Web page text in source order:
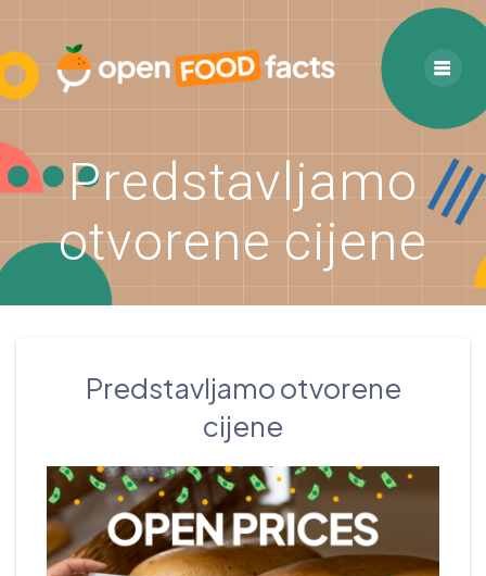
content
Predstavljamo
otvorene cijene
Predstavljamo otvorene
cijene